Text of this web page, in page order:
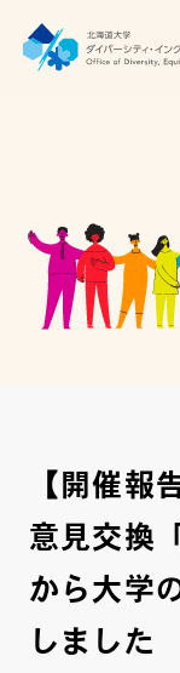
推進本部について
アクセス・お問い合
【開催報
意見交換
から大学
しました